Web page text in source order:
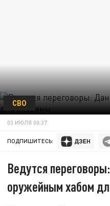
СВО
03 ИЮЛЯ 00:37
ПОДПИШИТЕСЬ:
Ведутся
оружейным хабом